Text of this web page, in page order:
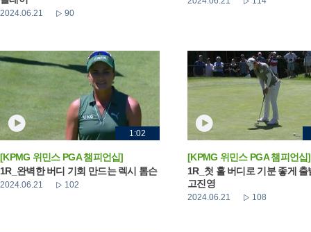
2024.06.21 90
1:02
[KPMG 위민스 PGA 챔피언십]
1R_완벽한 버디 기회 만드는 렉시 톰슨
2024.06.21 102
[KPMG 위민스 PGA 챔피언십]
1R_첫 홀 버디로 기분 좋게 출
고진영
2024.06.21 108